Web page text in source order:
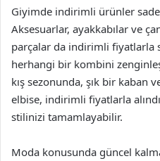
Giyimde indirimli ürünler
Aksesuarlar, ayakkabılar ve
parçalar da indirimli fiyatlarla
herhangi bir kombini
kış sezonunda, şık bir kaban
elbise, indirimli fiyatlarla
stilinizi tamamlayabilir.
Moda konusunda güncel